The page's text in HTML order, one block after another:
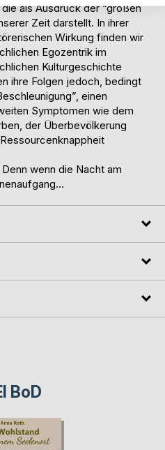
als Ausdruck der “großen
Zeit darstellt. In ihrer
Wirkung finden wir
Egozentrik im
Kulturgeschichte
ihre Folgen jedoch, bedingt
einen
Symptomen wie dem
der Überbevölkerung
wenn die Nacht am
BoD